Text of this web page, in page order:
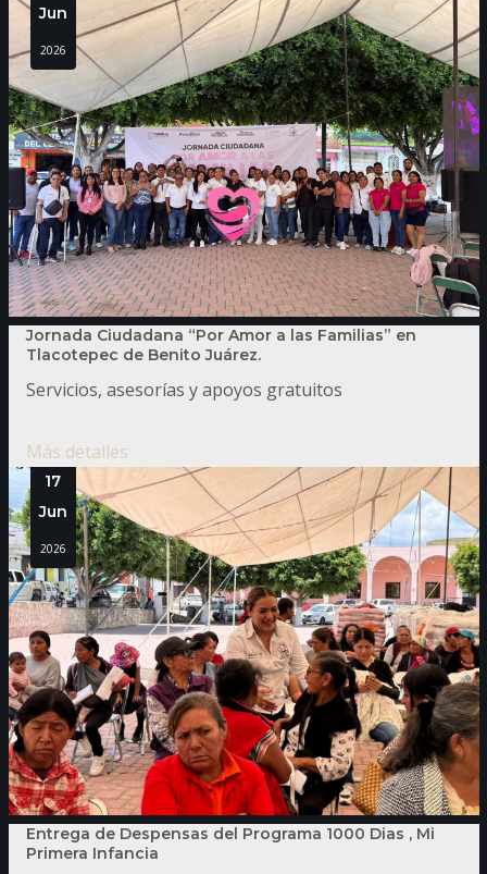
Jun
2026
Jornada Ciudadana “Por Amor a las Familias” en
Tlacotepec de Benito Juárez.
Servicios, asesorías y apoyos gratuitos
Más detalles
17
Jun
2026
Entrega de Despensas del Programa 1000 Dias , Mi
Primera Infancia